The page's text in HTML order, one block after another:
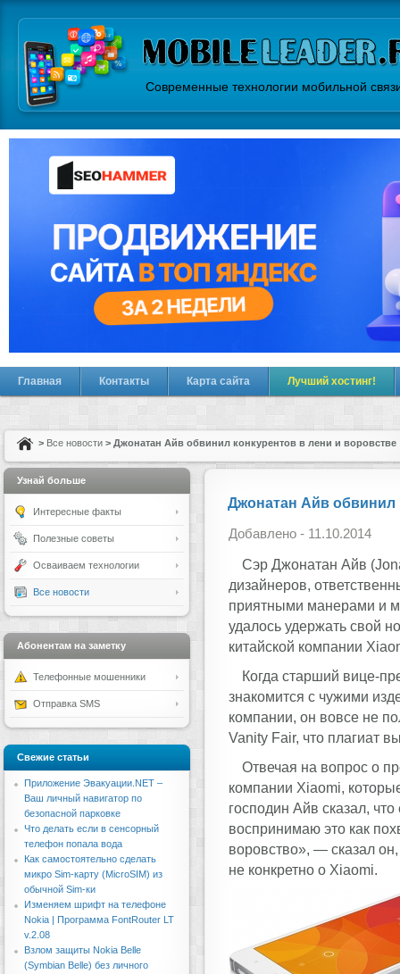
Современные технологии мобильной
Главная Контакты Карта сайта Лучший хостинг!
> Все новости > Джонатан Айв обвинил конкурентов в лени и воровстве
Джонатан Айв обвинил
Добавлено - 11.10.2014
Сэр Джонатан Айв
дизайнеров,
приятными манерами и
удалось удержать свой
китайской компании
Когда старший вице-
знакомится с чужими
компании, он вовсе не
Vanity Fair, что плагиат
Отвечая на вопрос о
компании Xiaomi,
господин Айв сказал,
воспринимаю это как
воровство», — сказал
не конкретно о Xiaomi.
Узнай больше
Интересные факты
Полезные советы
Осваиваем технологии
Все новости
Абонентам на заметку
Телефонные мошенники
Отправка SMS
Свежие статьи
Приложение Эвакуации.NET –
Ваш личный навигатор по
безопасной парковке
Что делать если в сенсорный
телефон попала вода
Как самостоятельно сделать
микро Sim-карту (MicroSIM) из
обычной Sim-ки
Изменяем шрифт на телефоне
Nokia | Программа FontRouter LT
v.2.08
Взлом защиты Nokia Belle
(Symbian Belle) без личного